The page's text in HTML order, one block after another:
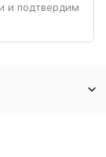
и подтвердим